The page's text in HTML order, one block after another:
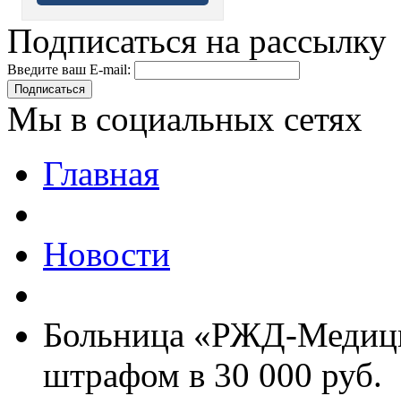
Подписаться на рассылку
Введите ваш E-mail:
Подписаться
Мы в социальных сетях
Главная
Новости
Больница «РЖД-
штрафом в 30 000 руб.